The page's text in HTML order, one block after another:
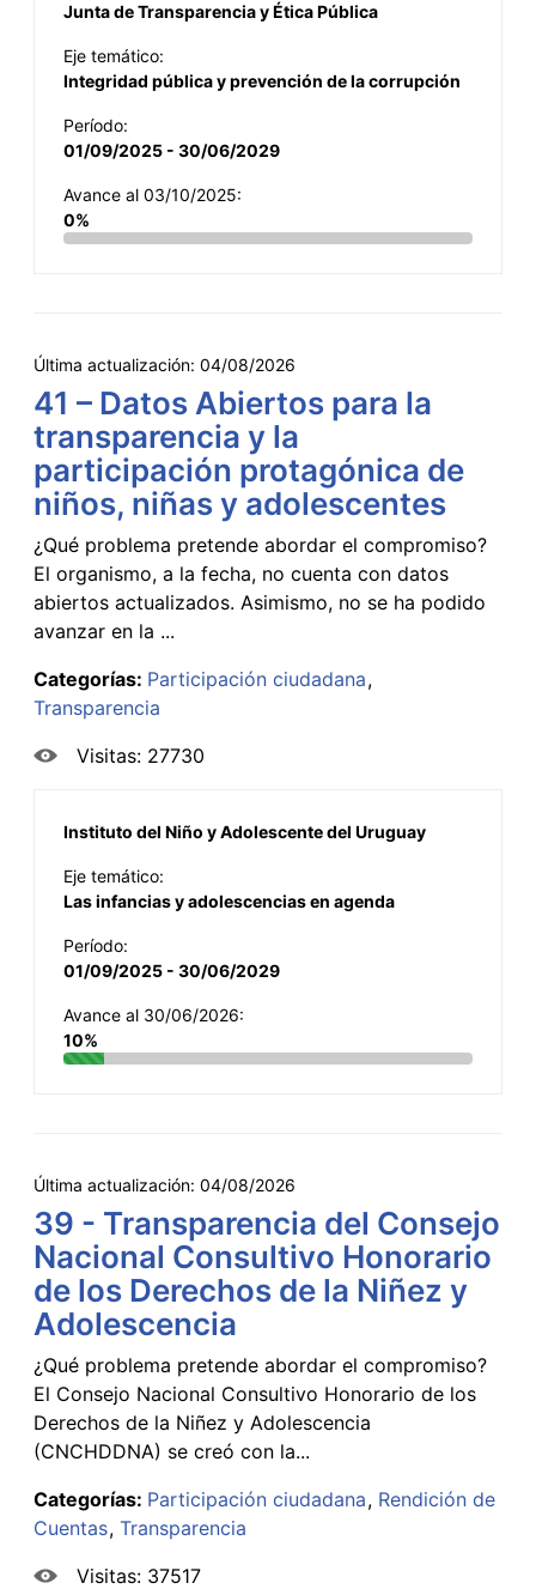
Junta de Transparencia y Ética Pública
Eje temático:
Integridad pública y prevención de la corrupción
Período:
01/09/2025 - 30/06/2029
Avance al 03/10/2025:
0%
Última actualización: 04/08/2026
41 – Datos Abiertos para la
transparencia y la
participación protagónica de
niños, niñas y adolescentes
¿Qué problema pretende abordar el compromiso?
El organismo, a la fecha, no cuenta con datos
abiertos actualizados. Asimismo, no se ha podido
avanzar en la ...
Categorías: Participación ciudadana
Transparencia
Visitas: 27730
Instituto del Niño y Adolescente del Uruguay
Eje temático:
Las infancias y adolescencias en agenda
Período:
01/09/2025 - 30/06/2029
Avance al 30/06/2026:
10%
Última actualización: 04/08/2026
39 - Transparencia del Consejo
Nacional Consultivo Honorario
de los Derechos de la Niñez y
Adolescencia
¿Qué problema pretende abordar el compromiso?
El Consejo Nacional Consultivo Honorario de los
Derechos de la Niñez y Adolescencia
(CNCHDDNA) se creó con la...
Categorías: Participación ciudadana Rendición de
Cuentas Transparencia
Visitas: 37517